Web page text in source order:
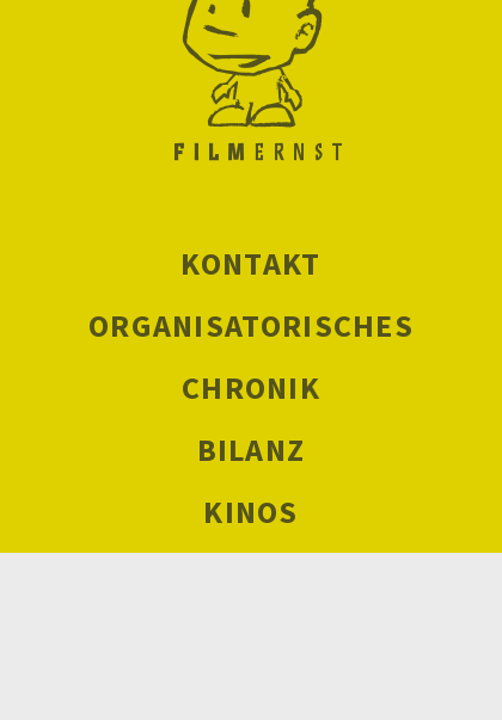
KONTAKT
ORGANISATORISCHES
CHRONIK
BILANZ
KINOS